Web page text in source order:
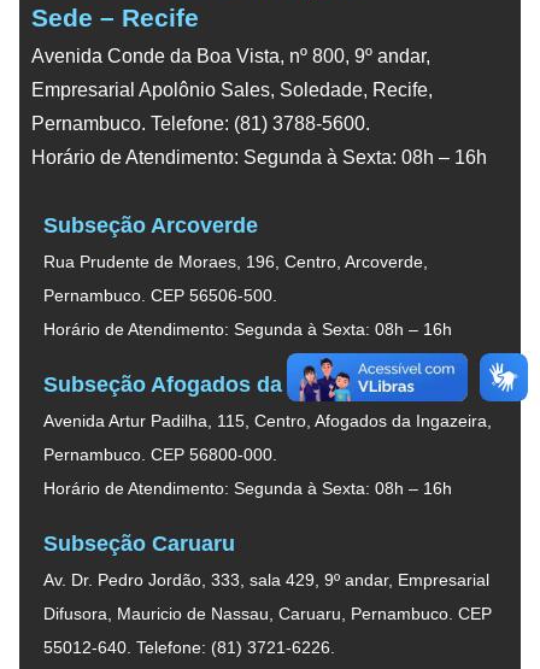
Sede – Recife
Avenida Conde da Boa Vista, nº 800, 9º andar,
Empresarial Apolônio Sales, Soledade, Recife,
Pernambuco. Telefone: (81) 3788-5600.
Horário de Atendimento: Segunda à Sexta: 08h – 16h
Subseção Arcoverde
Rua Prudente de Moraes, 196, Centro, Arcoverde,
Pernambuco. CEP 56506-500.
Horário de Atendimento: Segunda à Sexta: 08h – 16h
Subseção Afogados da Ingazeira
Avenida Artur Padilha, 115, Centro, Afogados da Ingazeira,
Pernambuco. CEP 56800-000.
Horário de Atendimento: Segunda à Sexta: 08h – 16h
Subseção Caruaru
Av. Dr. Pedro Jordão, 333, sala 429, 9º andar, Empresarial
Difusora, Mauricio de Nassau, Caruaru, Pernambuco. CEP
55012-640. Telefone: (81) 3721-6226.